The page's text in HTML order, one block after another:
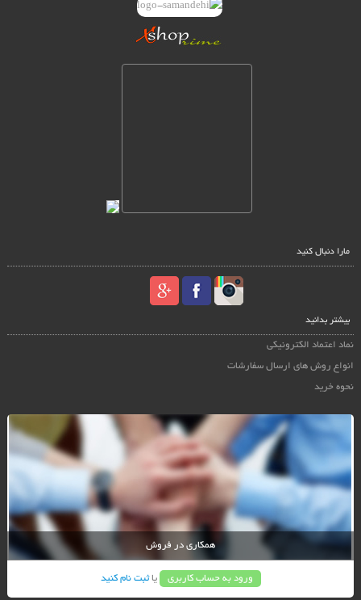
مارا دنبال کنید
بیشتر بدانید
نماد اعتماد الکترونیکی
انواع روش های ارسال سفارشات
نحوه خرید
همکاری در فروش
ورود به حساب کاربری یاثبت نام کنید